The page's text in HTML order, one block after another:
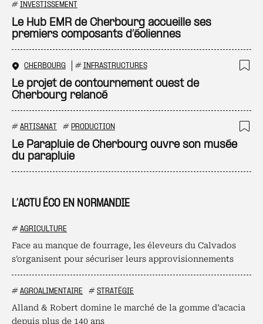
L’ACTU ÉCO EN NORMANDIE
# AGRICULTURE
Face au manque de fourrage, les éleveurs du Calvados
s'organisent pour sécuriser leurs approvisionnements
# AGROALIMENTAIRE # STRATÉGIE
Alland & Robert domine le marché de la gomme d’acacia
depuis plus de 140 ans
# INVESTISSEMENT
Le Hub EMR de Cherbourg accueille ses
premiers composants d’éoliennes
CHERBOURG # INFRASTRUCTURES
Le projet de contournement ouest de
Cherbourg relancé
# ARTISANAT # PRODUCTION
Le Parapluie de Cherbourg ouvre son musée
du parapluie